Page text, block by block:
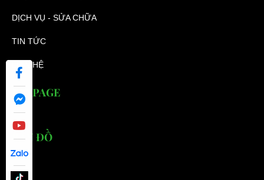
DỊCH VỤ - SỬA CHỮA
TIN TỨC
LIÊN HỆ
FANPAGE
BẢN ĐỒ